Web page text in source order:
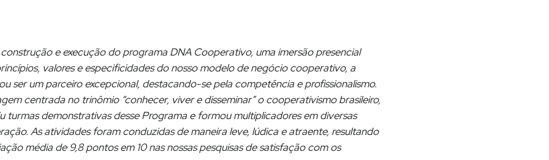
e execução do programa DNA Cooperativo, uma imersão presencial
valores e especificidades do nosso modelo de negócio cooperativo, a
ser um parceiro excepcional, destacando-se pela competência e profissionalismo.
centrada no trinômio “conhecer, viver e disseminar” o cooperativismo brasileiro,
turmas demonstrativas desse Programa e formou multiplicadores em diversas
As atividades foram conduzidas de maneira leve, lúdica e atraente, resultando
média de 9,8 pontos em 10 nas nossas pesquisas de satisfação com os